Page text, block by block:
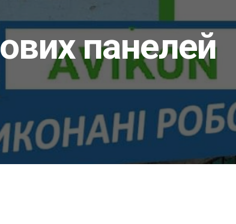
панелей